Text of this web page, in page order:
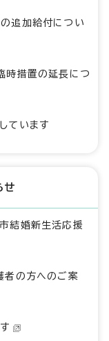
追加給付につい
時措置の延長につ
ています
せ
結婚新生活応援
者の方へのご案